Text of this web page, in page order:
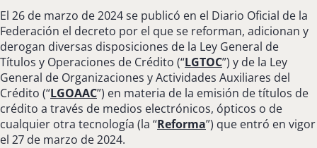
El 26 de marzo de 2024 se publicó en el Diario Oficial de la
Federación el decreto por el que se reforman, adicionan y
derogan diversas disposiciones de la Ley General de
Títulos y Operaciones de Crédito (“LGTOC”) y de la Ley
General de Organizaciones y Actividades Auxiliares del
Crédito (“LGOAAC”) en materia de la emisión de títulos de
crédito a través de medios electrónicos, ópticos o de
cualquier otra tecnología (la “Reforma”) que entró en vigor
el 27 de marzo de 2024.